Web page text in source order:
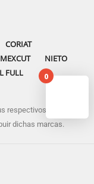
CORIAT
MEXCUT
NIETO
FULL
respectivos dueños
dichas marcas.
0